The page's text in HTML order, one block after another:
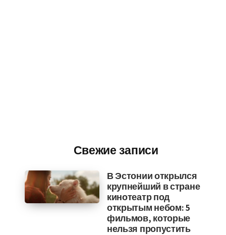
Свежие записи
В Эстонии открылся
крупнейший в стране
кинотеатр под
открытым небом: 5
фильмов, которые
нельзя пропустить